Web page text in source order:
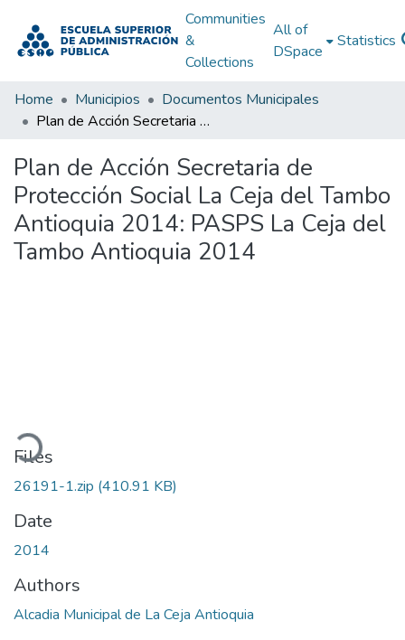
Communities
&
Collections
All of
DSpace
Statistics
Home Municipios
Documentos Municipales
Plan de Acción Secretaria de Protección Social La Ceja del Tambo Antioquia 2014: PASPS La Ceja del Tambo Antioquia 2014
Plan de Acción Secretaria de
Protección Social La Ceja del Tambo
Antioquia 2014: PASPS La Ceja del
Tambo Antioquia 2014
Files
26191-1.zip (410.91 KB)
Date
2014
Authors
Alcadia Municipal de La Ceja Antioquia